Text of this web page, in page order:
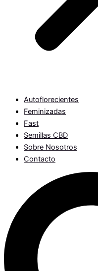
Autoflorecientes
Feminizadas
Fast
Semillas CBD
Sobre Nosotros
Contacto